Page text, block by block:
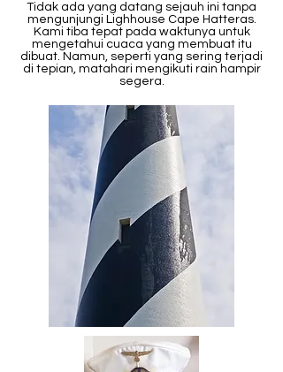
Tidak ada yang datang sejauh ini tanpa
mengunjungi Lighhouse Cape Hatteras.
Kami tiba tepat pada waktunya untuk
mengetahui cuaca yang membuat itu
dibuat. Namun, seperti yang sering terjadi
di tepian, matahari mengikuti rain hampir
segera.